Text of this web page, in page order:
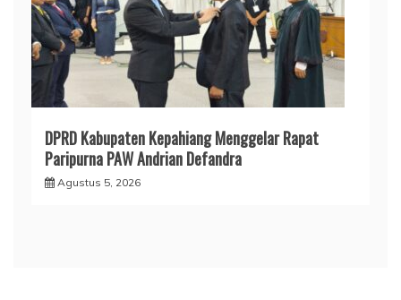
DPRD Kabupaten Kepahiang Menggelar Rapat
Paripurna PAW Andrian Defandra
Agustus 5, 2026